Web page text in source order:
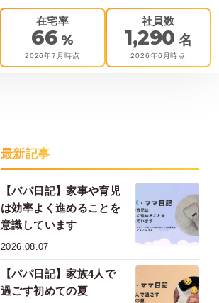
在宅率
66 %
2026年7月時点
社員数
1,290 名
2026年6月時点
最新記事
【パパ日記】家事や育児
は効率よく進めることを
意識しています
2026.08.07
【パパ日記】家族4人で
過ごす初めての夏